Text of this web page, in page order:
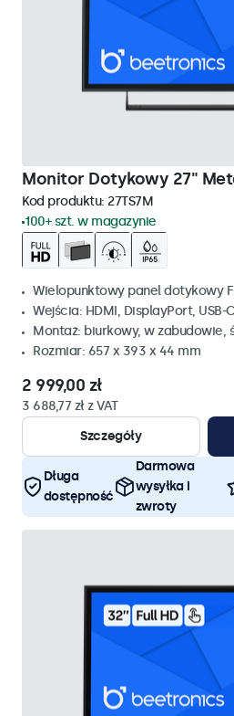
Monitor Dotykowy 27"
Kod produktu: 27TS7M
100+ szt. w magazynie
Wielopunktowy panel dotykowy
Wejścia: HDMI, DisplayPort, USB-
Montaż: biurkowy, w zabudowie,
Rozmiar: 657 x 393 x 44 mm
2 999,00 zł
3 688,77 zł z VAT
Szczegóły
Długa
dostępność
Darmowa
wysyłka i
zwroty